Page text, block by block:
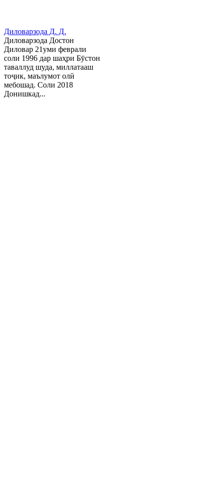
Диловарзода Д. Д.
Диловарзода Достон
Диловар 21уми феврали
соли 1996 дар шаҳри Бӯстон
таваллуд шуда, миллатааш
тоҷик, маълумот олӣ
мебошад. Соли 2018
Донишкад...